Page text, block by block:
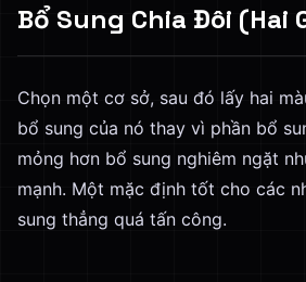
Bổ Sung Chia Đôi (Hai
Chọn một cơ sở, sau đó lấy hai
bổ sung của nó thay vì phần bổ
mỏng hơn bổ sung nghiêm ngặt
mạnh. Một mặc định tốt cho các
sung thẳng quá tấn công.